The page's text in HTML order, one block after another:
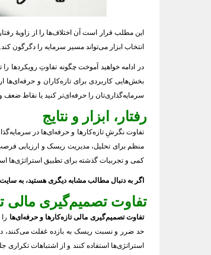
این مطلب قرار است آن اختلاف‌ها را از زاویهٔ
انتخاب ابزار می‌تواند مسیر سرمایه را دگرگون کند.
در ادامه خواهید آموخت چگونه تفاوتِ رویکردها
بخش‌هایی کاربردی برای تازه‌کاران و
سرمایه‌گذاری‌تان را حرفه‌ای‌تر کنید یا نقاط ضعف
رفتار، ابزار و نتایج
تفاوت نگرشِ تازه‌کارها و حرفه‌ای‌ها در
منظم برای تحلیل، مدیریت ریسک و ارزیابی
کمی و تجربیات گذشته برای تطبیق استراتژی‌ها
اگر به دنبال مطالب مشابه دیگری هستید، به سایت
تفاوت تصمیم‌گیری مالی
تفاوت تصمیم‌گیری مالی تازه‌کارها و حرفه‌ای‌ها
حد ضرر و نسبت ریسک به بازده غفلت می‌کنند،
استراتژی‌ها استفاده کنند و از اشتباهات